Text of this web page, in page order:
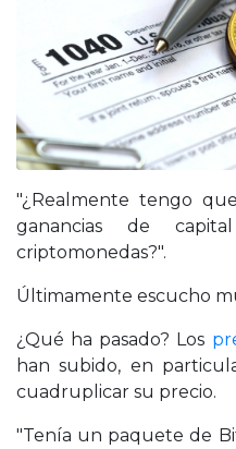
"¿Realmente tengo
ganancias de
criptomonedas?".
Últimamente escucho
¿Qué ha pasado? Los
han subido, en
cuadruplicar su precio.
"Tenía un paquete de